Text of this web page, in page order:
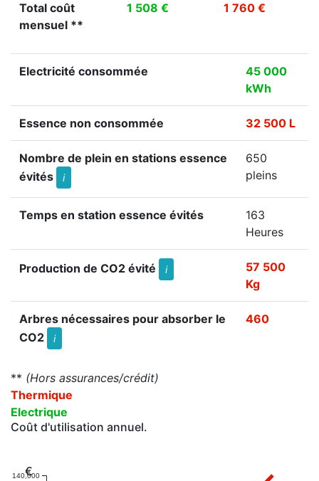
Total coût
mensuel **
1 508 € 1 760 €
Electricité consommée
45 000
kWh
Essence non consommée 32 500 L
Nombre de plein en stations essence
évités
i
650
pleins
Temps en station essence évités
163
Heures
Production de CO2 évité i
57 500
Kg
Arbres nécessaires pour absorber le
CO2
i
460
** (Hors assurances/crédit)
Thermique
Electrique
Coût d'utilisation annuel.
140,000
€